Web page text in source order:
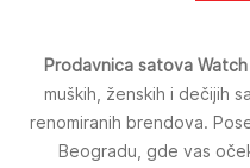
Prodavnica satova Watch
muških, ženskih i dečijih
renomiranih brendova.
Beogradu, gde vas